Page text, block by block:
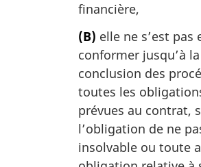
financière,
(B) elle ne s’est pas
conformer jusqu’à
conclusion des
toutes les
prévues au contrat,
l’obligation de ne
insolvable ou toute